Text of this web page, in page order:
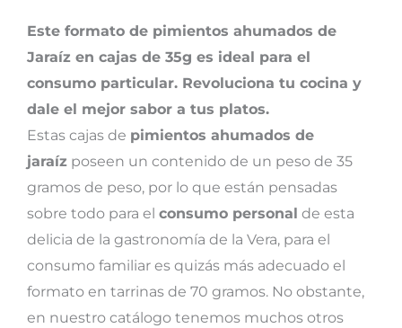
Este formato de pimientos ahumados de
Jaraíz en cajas de 35g es ideal para el
consumo particular. Revoluciona tu cocina y
dale el mejor sabor a tus platos.
Estas cajas de pimientos ahumados de
jaraíz poseen un contenido de un peso de 35
gramos de peso, por lo que están pensadas
sobre todo para el consumo personal de esta
delicia de la gastronomía de la Vera, para el
consumo familiar es quizás más adecuado el
formato en tarrinas de 70 gramos. No obstante,
en nuestro catálogo tenemos muchos otros